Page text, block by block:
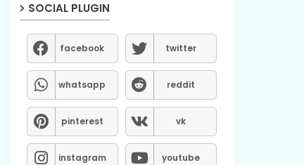
SOCIAL PLUGIN
facebook twitter
whatsapp reddit
pinterest vk
instagram youtube